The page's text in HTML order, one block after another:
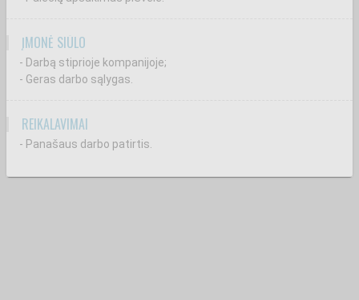
ĮMONĖ SIŪLO
- Darbą stiprioje kompanijoje;
- Geras darbo sąlygas.
REIKALAVIMAI
- Panašaus darbo patirtis.